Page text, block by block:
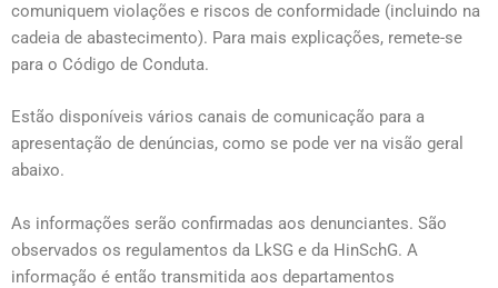
comuniquem violações e riscos de conformidade (incluindo na
cadeia de abastecimento). Para mais explicações, remete-se
para o Código de Conduta.
Estão disponíveis vários canais de comunicação para a
apresentação de denúncias, como se pode ver na visão geral
abaixo.
As informações serão confirmadas aos denunciantes. São
observados os regulamentos da LkSG e da HinSchG. A
informação é então transmitida aos departamentos